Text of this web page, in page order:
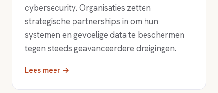
cybersecurity. Organisaties zetten
strategische partnerships in om hun
systemen en gevoelige data te beschermen
tegen steeds geavanceerdere dreigingen.
Lees meer →